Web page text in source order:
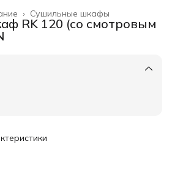
Сушильные шкафы
›
RK 120 (со смотровым